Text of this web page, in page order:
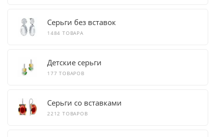
Серьги без вставок
1484 ТОВАРА
Детские серьги
177 ТОВАРОВ
Серьги со вставками
2212 ТОВАРОВ